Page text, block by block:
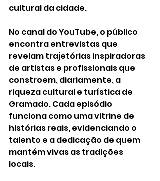
cultural da cidade.
No canal do YouTube, o público
encontra entrevistas que
revelam trajetórias inspiradoras
de artistas e profissionais que
constroem, diariamente, a
riqueza cultural e turística de
Gramado. Cada episódio
funciona como uma vitrine de
histórias reais, evidenciando o
talento e a dedicação de quem
mantém vivas as tradições
locais.